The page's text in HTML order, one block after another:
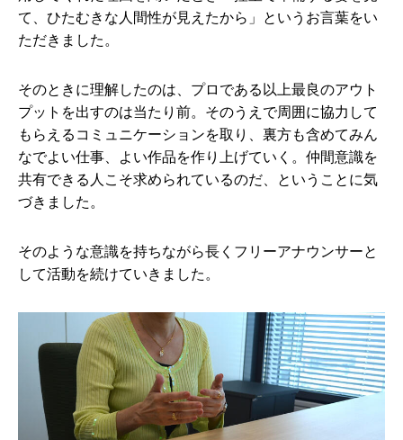
て、ひたむきな人間性が見えたから」というお言葉をい
ただきました。
そのときに理解したのは、プロである以上最良のアウト
プットを出すのは当たり前。そのうえで周囲に協力して
もらえるコミュニケーションを取り、裏方も含めてみん
なでよい仕事、よい作品を作り上げていく。仲間意識を
共有できる人こそ求められているのだ、ということに気
づきました。
そのような意識を持ちながら長くフリーアナウンサーと
して活動を続けていきました。